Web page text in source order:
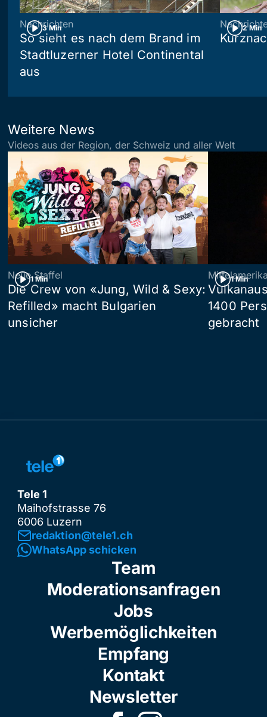
3 Min
Nachrichten
So sieht es nach dem Brand im
Stadtluzerner Hotel Continental
aus
2 Min
Weitere News
Videos aus der Region, der Schweiz und aller Welt
1 Min
Neue Staffel
Die Crew von «Jung, Wild & Sexy:
Refilled» macht Bulgarien
unsicher
1 Min
1400
gebracht
Tele 1
Maihofstrasse 76
6006 Luzern
redaktion@tele1.ch
WhatsApp schicken
Team
Moderationsanfragen
Jobs
Werbemöglichkeiten
Empfang
Kontakt
Newsletter